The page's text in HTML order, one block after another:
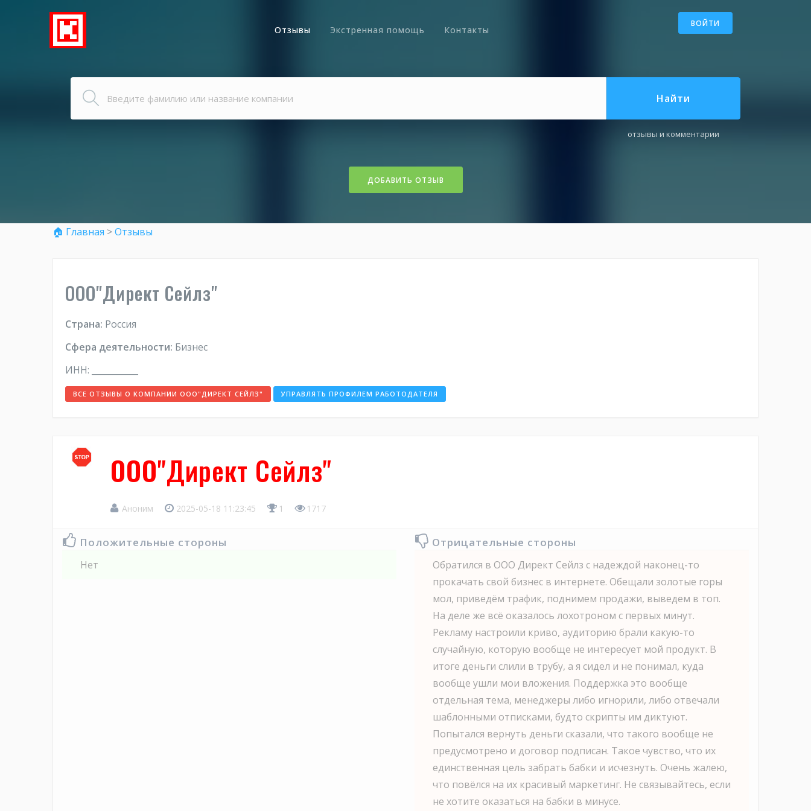
ВОЙТИ
Отзывы Экстренная помощь Контакты
Найти
отзывы и комментарии
ДОБАВИТЬ ОТЗЫВ
🏠 Главная >Отзывы
ООО"Директ Сейлз"
Страна: Россия
Сфера деятельности: Бизнес
ИНН: ___________
ВСЕ ОТЗЫВЫ О КОМПАНИИ ООО"ДИРЕКТ СЕЙЛЗ" УПРАВЛЯТЬ ПРОФИЛЕМ РАБОТОДАТЕЛЯ
ООО"Директ Сейлз"
Аноним 2025-05-18 11:23:45 1 1717
Положительные стороны
Нет
Отрицательные стороны
Обратился в ООО Директ Сейлз с надеждой наконец-то
прокачать свой бизнес в интернете. Обещали золотые горы
мол, приведём трафик, поднимем продажи, выведем в топ.
На деле же всё оказалось лохотроном с первых минут.
Рекламу настроили криво, аудиторию брали какую-то
случайную, которую вообще не интересует мой продукт. В
итоге деньги слили в трубу, а я сидел и не понимал, куда
вообще ушли мои вложения. Поддержка это вообще
отдельная тема, менеджеры либо игнорили, либо отвечали
шаблонными отписками, будто скрипты им диктуют.
Попытался вернуть деньги сказали, что такого вообще не
предусмотрено и договор подписан. Такое чувство, что их
единственная цель забрать бабки и исчезнуть. Очень жалею,
что повёлся на их красивый маркетинг. Не связывайтесь, если
не хотите оказаться на бабки в минусе.